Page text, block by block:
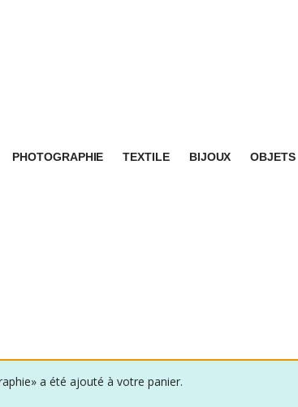
PHOTOGRAPHIE TEXTILE BIJOUX OBJETS
a été ajouté à votre panier.